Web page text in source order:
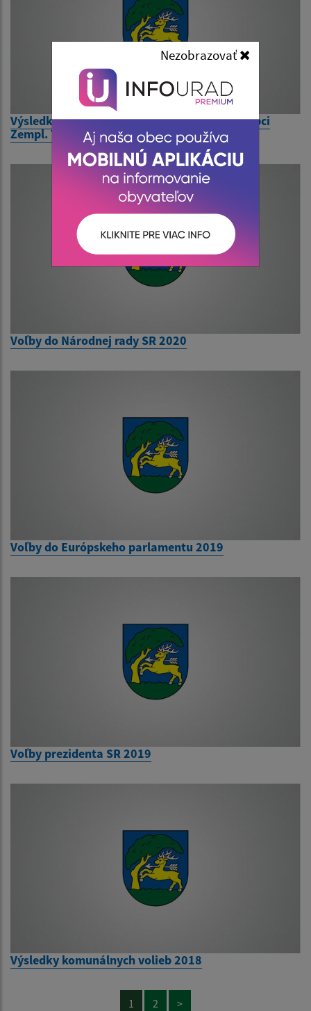
Nezobrazovať
Výsledky volieb do NR SR dňa 29. 2. 2020 v obci
Zempl. Teplica
Voľby do Národnej rady SR 2020
Voľby do Európskeho parlamentu 2019
Voľby prezidenta SR 2019
Výsledky komunálnych volieb 2018
1 2 >